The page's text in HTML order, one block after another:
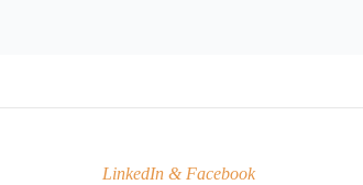
LinkedIn & Facebook